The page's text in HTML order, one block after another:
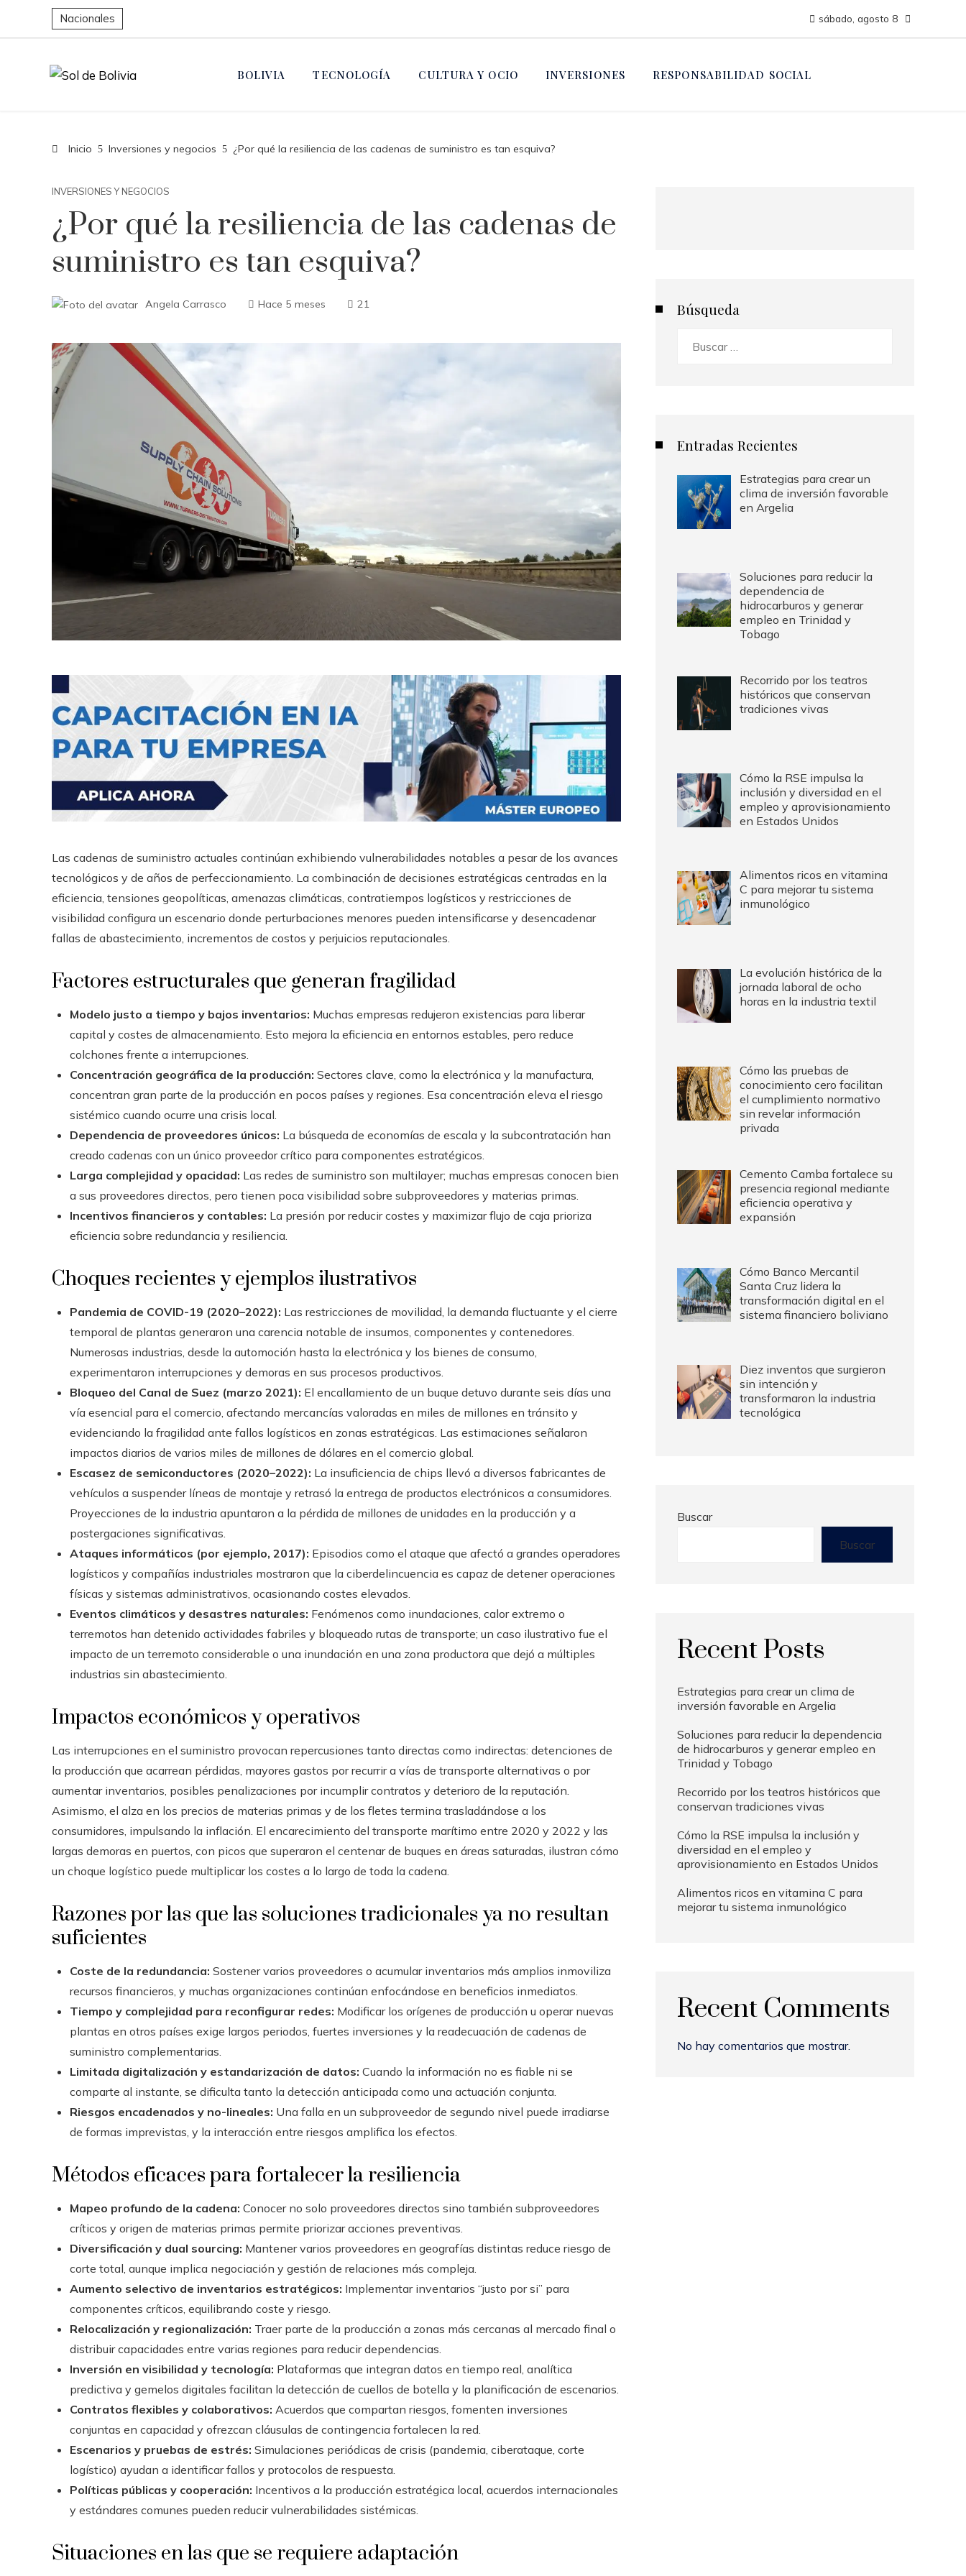
Nacionales sábado, agosto 8
BOLIVIA TECNOLOGÍA CULTURA Y OCIO INVERSIONES RESPONSABILIDAD SOCIAL
Inicio Inversiones y negocios ¿Por qué la resiliencia de las cadenas de suministro es tan esquiva?
INVERSIONES Y NEGOCIOS
¿Por qué la resiliencia de las cadenas de
suministro es tan esquiva?
Angela Carrasco Hace 5 meses 21
Las cadenas de suministro actuales continúan exhibiendo vulnerabilidades notables a pesar de los avances
tecnológicos y de años de perfeccionamiento. La combinación de decisiones estratégicas centradas en la
eficiencia, tensiones geopolíticas, amenazas climáticas, contratiempos logísticos y restricciones de
visibilidad configura un escenario donde perturbaciones menores pueden intensificarse y desencadenar
fallas de abastecimiento, incrementos de costos y perjuicios reputacionales.
Factores estructurales que generan fragilidad
Modelo justo a tiempo y bajos inventarios: Muchas empresas redujeron existencias para liberar
capital y costes de almacenamiento. Esto mejora la eficiencia en entornos estables, pero reduce
colchones frente a interrupciones.
Concentración geográfica de la producción: Sectores clave, como la electrónica y la manufactura,
concentran gran parte de la producción en pocos países y regiones. Esa concentración eleva el riesgo
sistémico cuando ocurre una crisis local.
Dependencia de proveedores únicos: La búsqueda de economías de escala y la subcontratación han
creado cadenas con un único proveedor crítico para componentes estratégicos.
Larga complejidad y opacidad: Las redes de suministro son multilayer; muchas empresas conocen bien
a sus proveedores directos, pero tienen poca visibilidad sobre subproveedores y materias primas.
Incentivos financieros y contables: La presión por reducir costes y maximizar flujo de caja prioriza
eficiencia sobre redundancia y resiliencia.
Choques recientes y ejemplos ilustrativos
Pandemia de COVID-19 (2020–2022): Las restricciones de movilidad, la demanda fluctuante y el cierre
temporal de plantas generaron una carencia notable de insumos, componentes y contenedores.
Numerosas industrias, desde la automoción hasta la electrónica y los bienes de consumo,
experimentaron interrupciones y demoras en sus procesos productivos.
Bloqueo del Canal de Suez (marzo 2021): El encallamiento de un buque detuvo durante seis días una
vía esencial para el comercio, afectando mercancías valoradas en miles de millones en tránsito y
evidenciando la fragilidad ante fallos logísticos en zonas estratégicas. Las estimaciones señalaron
impactos diarios de varios miles de millones de dólares en el comercio global.
Escasez de semiconductores (2020–2022): La insuficiencia de chips llevó a diversos fabricantes de
vehículos a suspender líneas de montaje y retrasó la entrega de productos electrónicos a consumidores.
Proyecciones de la industria apuntaron a la pérdida de millones de unidades en la producción y a
postergaciones significativas.
Ataques informáticos (por ejemplo, 2017): Episodios como el ataque que afectó a grandes operadores
logísticos y compañías industriales mostraron que la ciberdelincuencia es capaz de detener operaciones
físicas y sistemas administrativos, ocasionando costes elevados.
Eventos climáticos y desastres naturales: Fenómenos como inundaciones, calor extremo o
terremotos han detenido actividades fabriles y bloqueado rutas de transporte; un caso ilustrativo fue el
impacto de un terremoto considerable o una inundación en una zona productora que dejó a múltiples
industrias sin abastecimiento.
Impactos económicos y operativos
Las interrupciones en el suministro provocan repercusiones tanto directas como indirectas: detenciones de
la producción que acarrean pérdidas, mayores gastos por recurrir a vías de transporte alternativas o por
aumentar inventarios, posibles penalizaciones por incumplir contratos y deterioro de la reputación.
Asimismo, el alza en los precios de materias primas y de los fletes termina trasladándose a los
consumidores, impulsando la inflación. El encarecimiento del transporte marítimo entre 2020 y 2022 y las
largas demoras en puertos, con picos que superaron el centenar de buques en áreas saturadas, ilustran cómo
un choque logístico puede multiplicar los costes a lo largo de toda la cadena.
Razones por las que las soluciones tradicionales ya no resultan
suficientes
Coste de la redundancia: Sostener varios proveedores o acumular inventarios más amplios inmoviliza
recursos financieros, y muchas organizaciones continúan enfocándose en beneficios inmediatos.
Tiempo y complejidad para reconfigurar redes: Modificar los orígenes de producción u operar nuevas
plantas en otros países exige largos periodos, fuertes inversiones y la readecuación de cadenas de
suministro complementarias.
Limitada digitalización y estandarización de datos: Cuando la información no es fiable ni se
comparte al instante, se dificulta tanto la detección anticipada como una actuación conjunta.
Riesgos encadenados y no-lineales: Una falla en un subproveedor de segundo nivel puede irradiarse
de formas imprevistas, y la interacción entre riesgos amplifica los efectos.
Métodos eficaces para fortalecer la resiliencia
Mapeo profundo de la cadena: Conocer no solo proveedores directos sino también subproveedores
críticos y origen de materias primas permite priorizar acciones preventivas.
Diversificación y dual sourcing: Mantener varios proveedores en geografías distintas reduce riesgo de
corte total, aunque implica negociación y gestión de relaciones más compleja.
Aumento selectivo de inventarios estratégicos: Implementar inventarios “justo por si” para
componentes críticos, equilibrando coste y riesgo.
Relocalización y regionalización: Traer parte de la producción a zonas más cercanas al mercado final o
distribuir capacidades entre varias regiones para reducir dependencias.
Inversión en visibilidad y tecnología: Plataformas que integran datos en tiempo real, analítica
predictiva y gemelos digitales facilitan la detección de cuellos de botella y la planificación de escenarios.
Contratos flexibles y colaborativos: Acuerdos que compartan riesgos, fomenten inversiones
conjuntas en capacidad y ofrezcan cláusulas de contingencia fortalecen la red.
Escenarios y pruebas de estrés: Simulaciones periódicas de crisis (pandemia, ciberataque, corte
logístico) ayudan a identificar fallos y protocolos de respuesta.
Políticas públicas y cooperación: Incentivos a la producción estratégica local, acuerdos internacionales
y estándares comunes pueden reducir vulnerabilidades sistémicas.
Situaciones en las que se requiere adaptación
Búsqueda
Entradas Recientes
Estrategias para crear un
clima de inversión favorable
en Argelia
Soluciones para reducir la
dependencia de
hidrocarburos y generar
empleo en Trinidad y
Tobago
Recorrido por los teatros
históricos que conservan
tradiciones vivas
Cómo la RSE impulsa la
inclusión y diversidad en el
empleo y aprovisionamiento
en Estados Unidos
Alimentos ricos en vitamina
C para mejorar tu sistema
inmunológico
La evolución histórica de la
jornada laboral de ocho
horas en la industria textil
Cómo las pruebas de
conocimiento cero facilitan
el cumplimiento normativo
sin revelar información
privada
Cemento Camba fortalece su
presencia regional mediante
eficiencia operativa y
expansión
Cómo Banco Mercantil
Santa Cruz lidera la
transformación digital en el
sistema financiero boliviano
Diez inventos que surgieron
sin intención y
transformaron la industria
tecnológica
Buscar
Buscar
Recent Posts
Estrategias para crear un clima de
inversión favorable en Argelia
Soluciones para reducir la dependencia
de hidrocarburos y generar empleo en
Trinidad y Tobago
Recorrido por los teatros históricos que
conservan tradiciones vivas
Cómo la RSE impulsa la inclusión y
diversidad en el empleo y
aprovisionamiento en Estados Unidos
Alimentos ricos en vitamina C para
mejorar tu sistema inmunológico
Recent Comments
No hay comentarios que mostrar.